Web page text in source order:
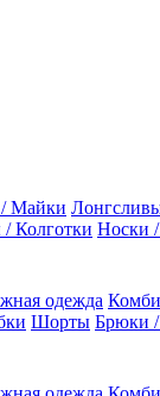
Майки
Колготки Носки
одежда
Шорты Брюки